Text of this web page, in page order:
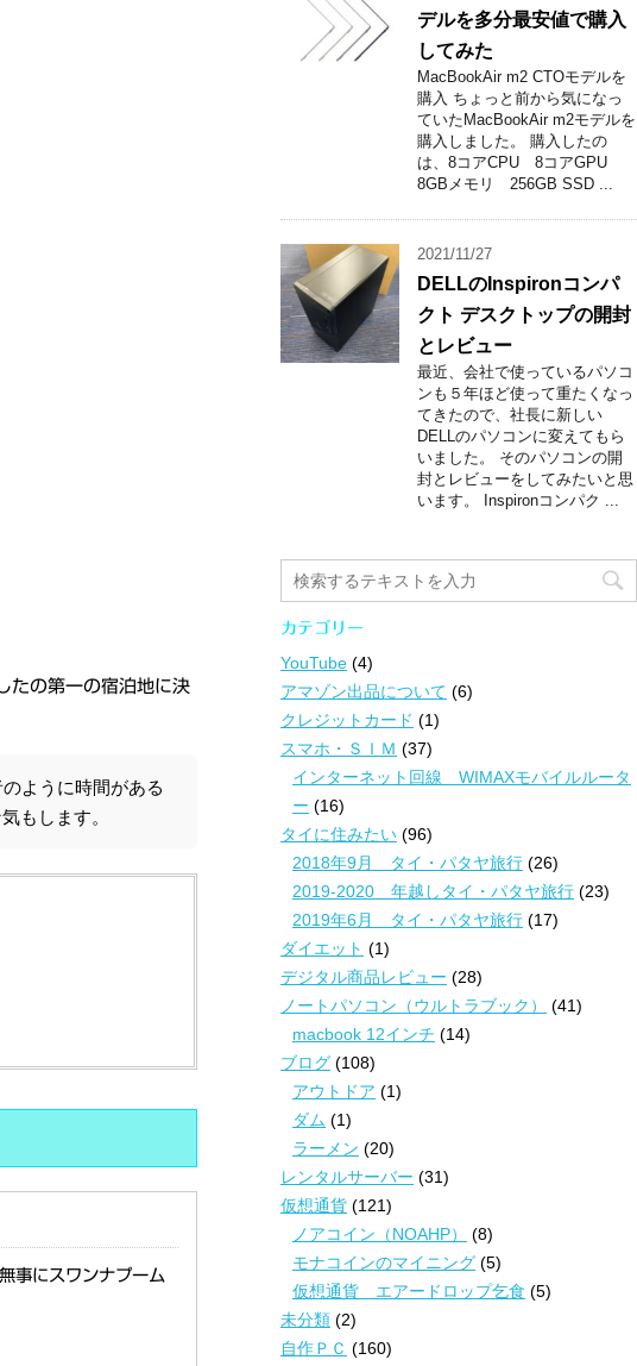
たの第一の宿泊地に決
ように時間がある
もします。
事にスワンナプーム
デルを多分最安値で購入
してみた
MacBookAir m2 CTOモデルを
購入 ちょっと前から気になっ
ていたMacBookAir m2モデルを
購入しました。 購入したの
は、8コアCPU 8コアGPU
8GBメモリ 256GB SSD ...
2021/11/27
DELLのInspironコンパ
クト デスクトップの開封
とレビュー
最近、会社で使っているパソコ
ンも５年ほど使って重たくなっ
てきたので、社長に新しい
DELLのパソコンに変えてもら
いました。 そのパソコンの開
封とレビューをしてみたいと思
います。 Inspironコンパク ...
カテゴリー
YouTube (4)
アマゾン出品について (6)
クレジットカード (1)
スマホ・ＳＩＭ (37)
インターネット回線 WIMAXモバイルルータ
ー (16)
タイに住みたい (96)
2018年9月 タイ・パタヤ旅行 (26)
2019-2020 年越しタイ・パタヤ旅行 (23)
2019年6月 タイ・パタヤ旅行 (17)
ダイエット (1)
デジタル商品レビュー (28)
ノートパソコン（ウルトラブック）
(41)
macbook 12インチ (14)
ブログ (108)
アウトドア (1)
ダム (1)
ラーメン (20)
レンタルサーバー (31)
仮想通貨 (121)
ノアコイン（NOAHP）
(8)
モナコインのマイニング (5)
仮想通貨 エアードロップ乞食 (5)
未分類 (2)
自作ＰＣ (160)